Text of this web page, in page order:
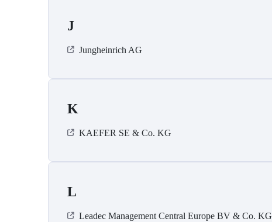
J
Jungheinrich AG
K
KAEFER SE & Co. KG
L
Leadec Management Central Europe BV & Co. KG